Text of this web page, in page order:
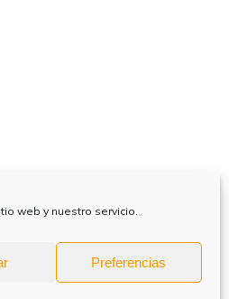
web y nuestro servicio.
Preferencias